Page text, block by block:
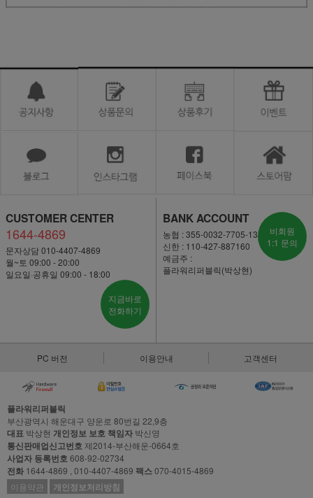
CUSTOMER CENTER
1644-4869
문자상담 010-4407-4869
월~토 09:00 - 20:00
일요일·공휴일 09:00 - 18:00
지금바로
전화하기
BANK ACCOUNT
농협 : 355-0032-7705-13
신한 : 110-427-887160
예금주 :
플라워리퍼블릭(박상현)
비회원
1:1 문의
PC 버전 이용안내 고객센터
플라워리퍼블릭
부산광역시 해운대구 양운로 80번길 22,9층
대표 박상현 개인정보 보호 책임자 박신영
통신판매업신고번호제2014-부산해운-0664호
사업자 등록번호608-92-02734
전화 1644-4869 , 010-4407-4869 팩스070-4015-4869
이용약관
개인정보처리방침